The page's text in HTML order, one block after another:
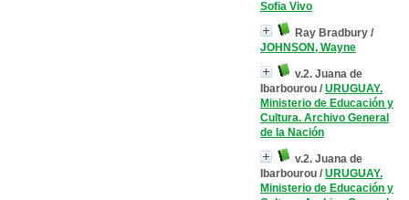
Sofia Vivo
Ray Bradbury /
JOHNSON, Wayne
v.2. Juana de
Ibarbourou / URUGUAY.
Ministerio de Educación y
Cultura. Archivo General
de la Nación
v.2. Juana de
Ibarbourou / URUGUAY.
Ministerio de Educación y